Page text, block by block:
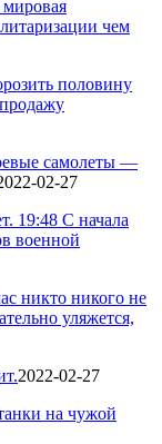
чем
половину
самолеты —
02-27
19:48 С начала
военной
никто никого не
уляжется,
2022-02-27
на чужой